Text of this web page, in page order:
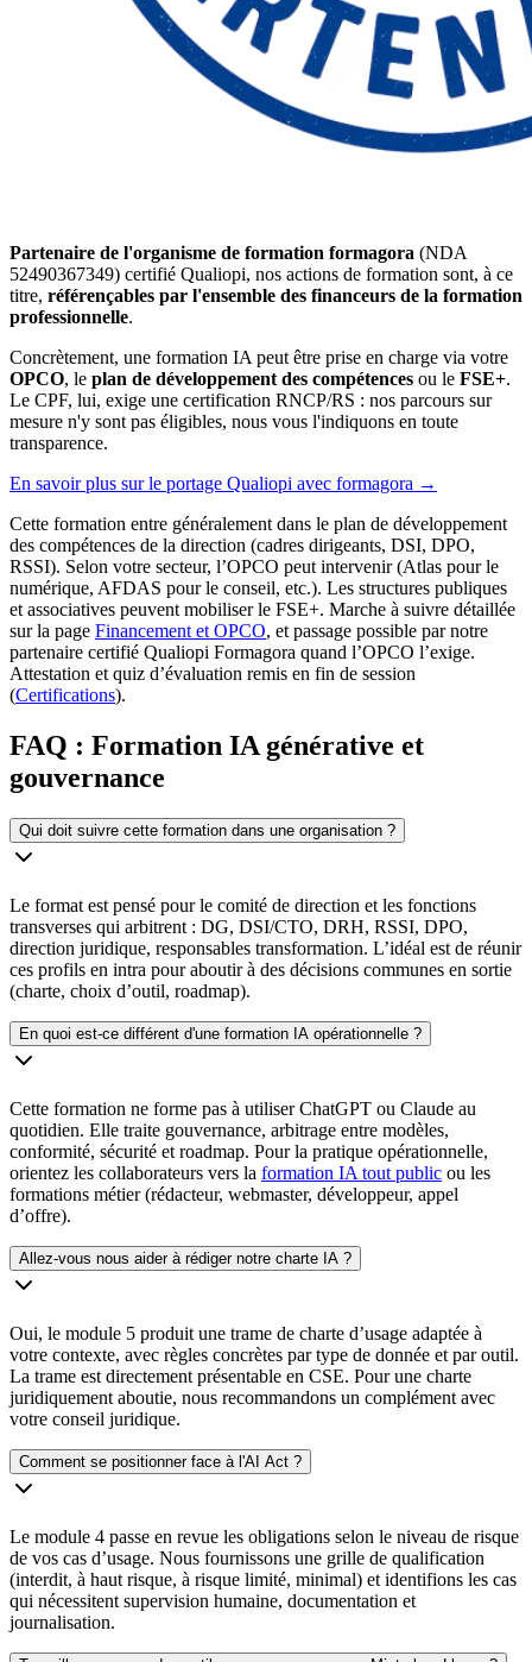
Partenaire de l'organisme de formation formagora (NDA
52490367349) certifié Qualiopi, nos actions de formation sont, à ce
titre, référençables par l'ensemble des financeurs de la formation
professionnelle.
Concrètement, une formation IA peut être prise en charge via votre
OPCO, le plan de développement des compétences ou le FSE+.
Le CPF, lui, exige une certification RNCP/RS : nos parcours sur
mesure n'y sont pas éligibles, nous vous l'indiquons en toute
transparence.
En savoir plus sur le portage Qualiopi avec formagora →
Cette formation entre généralement dans le plan de développement
des compétences de la direction (cadres dirigeants, DSI, DPO,
RSSI). Selon votre secteur, l’OPCO peut intervenir (Atlas pour le
numérique, AFDAS pour le conseil, etc.). Les structures publiques
et associatives peuvent mobiliser le FSE+. Marche à suivre détaillée
sur la page Financement et OPCO, et passage possible par notre
partenaire certifié Qualiopi Formagora quand l’OPCO l’exige.
Attestation et quiz d’évaluation remis en fin de session
(Certifications).
FAQ : Formation IA générative et
gouvernance
Qui doit suivre cette formation dans une organisation ?
Le format est pensé pour le comité de direction et les fonctions
transverses qui arbitrent : DG, DSI/CTO, DRH, RSSI, DPO,
direction juridique, responsables transformation. L’idéal est de réunir
ces profils en intra pour aboutir à des décisions communes en sortie
(charte, choix d’outil, roadmap).
En quoi est-ce différent d'une formation IA opérationnelle ?
Cette formation ne forme pas à utiliser ChatGPT ou Claude au
quotidien. Elle traite gouvernance, arbitrage entre modèles,
conformité, sécurité et roadmap. Pour la pratique opérationnelle,
orientez les collaborateurs vers la formation IA tout public ou les
formations métier (rédacteur, webmaster, développeur, appel
d’offre).
Allez-vous nous aider à rédiger notre charte IA ?
Oui, le module 5 produit une trame de charte d’usage adaptée à
votre contexte, avec règles concrètes par type de donnée et par outil.
La trame est directement présentable en CSE. Pour une charte
juridiquement aboutie, nous recommandons un complément avec
votre conseil juridique.
Comment se positionner face à l'AI Act ?
Le module 4 passe en revue les obligations selon le niveau de risque
de vos cas d’usage. Nous fournissons une grille de qualification
(interdit, à haut risque, à risque limité, minimal) et identifions les cas
qui nécessitent supervision humaine, documentation et
journalisation.